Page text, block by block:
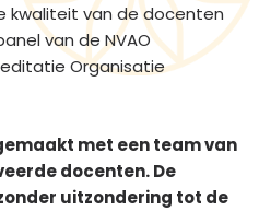
kwaliteit van de docenten
van de NVAO
Organisatie
met een team van
docenten. De
uitzondering tot de